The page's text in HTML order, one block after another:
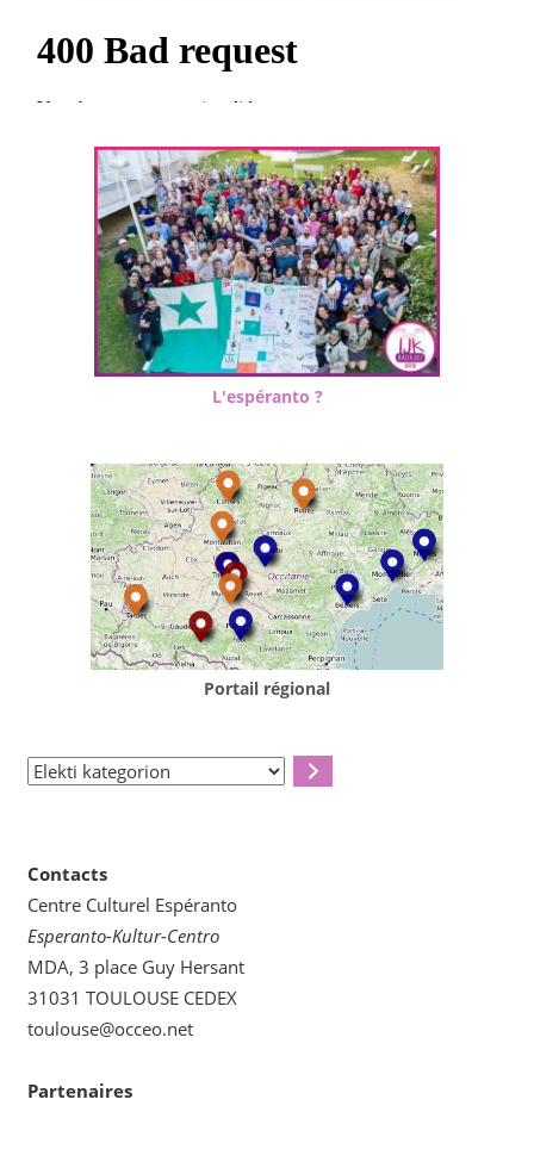
L'espéranto ?
Portail régional
Elekti
Contacts
Centre Culturel Espéranto
Esperanto-Kultur-Centro
MDA, 3 place Guy Hersant
31031 TOULOUSE CEDEX
toulouse@occeo.net
Partenaires